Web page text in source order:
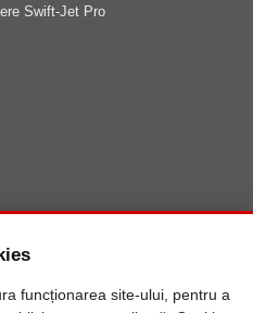
Swift-Jet Pro
funcționarea site-ului, pentru a